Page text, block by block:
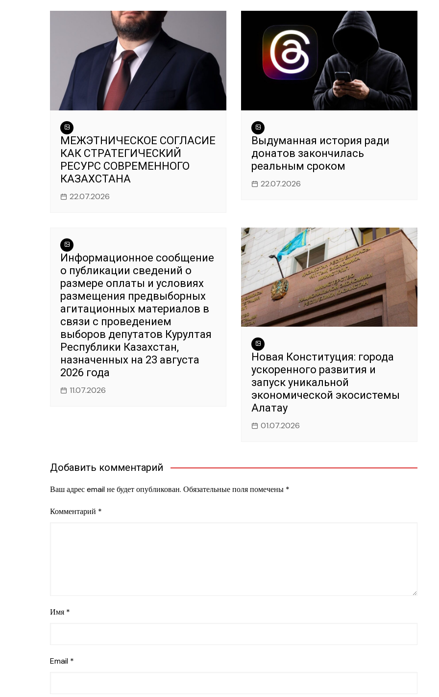
МЕЖЭТНИЧЕСКОЕ СОГЛАСИЕ
КАК СТРАТЕГИЧЕСКИЙ
РЕСУРС СОВРЕМЕННОГО
КАЗАХСТАНА
22.07.2026
Выдуманная история ради
донатов закончилась
реальным сроком
22.07.2026
Информационное сообщение
о публикации сведений о
размере оплаты и условиях
размещения предвыборных
агитационных материалов в
связи с проведением
выборов депутатов Курултая
Республики Казахстан,
назначенных на 23 августа
2026 года
11.07.2026
Новая Конституция: города
ускоренного развития и
запуск уникальной
экономической экосистемы
Алатау
01.07.2026
Добавить комментарий
Ваш адрес email не будет опубликован. Обязательные поля помечены *
Комментарий *
Имя *
Email *